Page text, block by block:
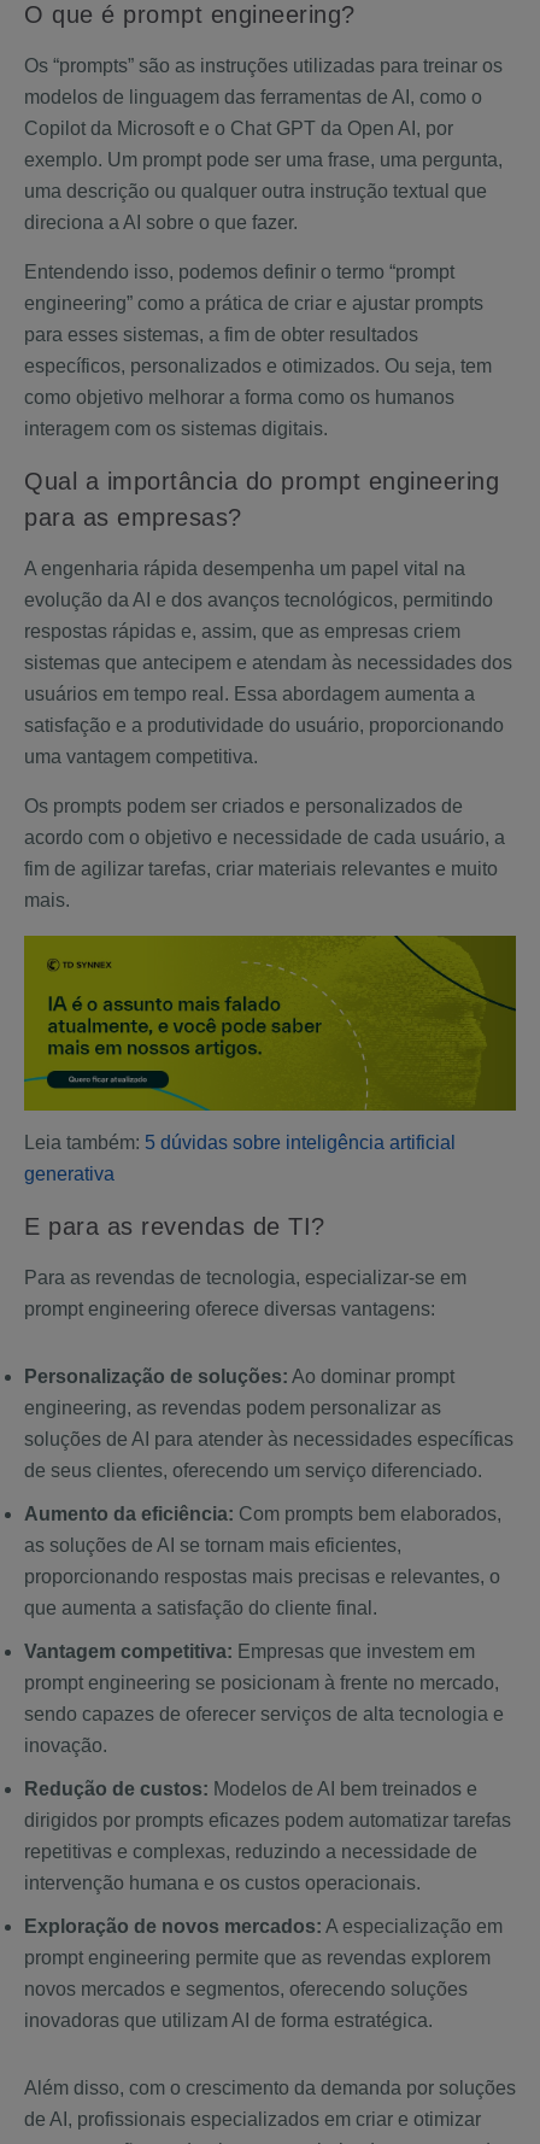
O que é prompt engineering?
Os “prompts” são as instruções utilizadas para treinar os
modelos de linguagem das ferramentas de AI, como o
Copilot da Microsoft e o Chat GPT da Open AI, por
exemplo. Um prompt pode ser uma frase, uma pergunta,
uma descrição ou qualquer outra instrução textual que
direciona a AI sobre o que fazer.
Entendendo isso, podemos definir o termo “prompt
engineering” como a prática de criar e ajustar prompts
para esses sistemas, a fim de obter resultados
específicos, personalizados e otimizados. Ou seja, tem
como objetivo melhorar a forma como os humanos
interagem com os sistemas digitais.
Qual a importância do prompt engineering
para as empresas?
A engenharia rápida desempenha um papel vital na
evolução da AI e dos avanços tecnológicos, permitindo
respostas rápidas e, assim, que as empresas criem
sistemas que antecipem e atendam às necessidades dos
usuários em tempo real. Essa abordagem aumenta a
satisfação e a produtividade do usuário, proporcionando
uma vantagem competitiva.
Os prompts podem ser criados e personalizados de
acordo com o objetivo e necessidade de cada usuário, a
fim de agilizar tarefas, criar materiais relevantes e muito
mais.
Leia também: 5 dúvidas sobre inteligência artificial
generativa
E para as revendas de TI?
Para as revendas de tecnologia, especializar-se em
prompt engineering oferece diversas vantagens:
Personalização de soluções: Ao dominar prompt
engineering, as revendas podem personalizar as
soluções de AI para atender às necessidades específicas
de seus clientes, oferecendo um serviço diferenciado.
Aumento da eficiência: Com prompts bem elaborados,
as soluções de AI se tornam mais eficientes,
proporcionando respostas mais precisas e relevantes, o
que aumenta a satisfação do cliente final.
Vantagem competitiva: Empresas que investem em
prompt engineering se posicionam à frente no mercado,
sendo capazes de oferecer serviços de alta tecnologia e
inovação.
Redução de custos: Modelos de AI bem treinados e
dirigidos por prompts eficazes podem automatizar tarefas
repetitivas e complexas, reduzindo a necessidade de
intervenção humana e os custos operacionais.
Exploração de novos mercados: A especialização em
prompt engineering permite que as revendas explorem
novos mercados e segmentos, oferecendo soluções
inovadoras que utilizam AI de forma estratégica.
Além disso, com o crescimento da demanda por soluções
de AI, profissionais especializados em criar e otimizar